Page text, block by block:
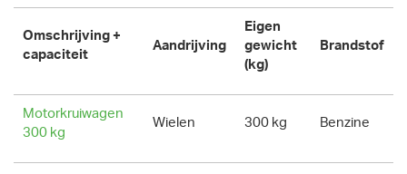
Omschrijving +
capaciteit
Aandrijving
Eigen
gewicht
(kg)
Brandstof
Motorkruiwagen
300 kg
Wielen 300 kg Benzine